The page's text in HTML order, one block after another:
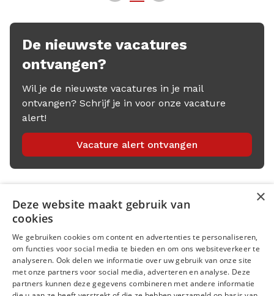
De nieuwste vacatures
ontvangen?
Wil je de nieuwste vacatures in je mail
ontvangen? Schrijf je in voor onze vacature
alert!
Vacature alert ontvangen
Menu
Kantoren
Open sollicitatie
×
Deze website maakt gebruik van
cookies
We gebruiken cookies om content en advertenties te personaliseren,
om functies voor social media te bieden en om ons websiteverkeer te
analyseren. Ook delen we informatie over uw gebruik van onze site
met onze partners voor social media, adverteren en analyse. Deze
partners kunnen deze gegevens combineren met andere informatie